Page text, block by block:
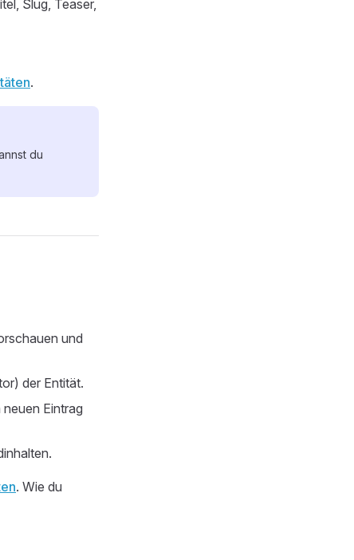
Slug, Teaser,
.
du
und
der Entität.
Eintrag
. Wie du